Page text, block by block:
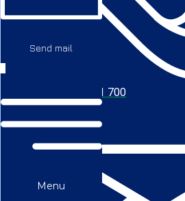
Send mail
Menu
+45 56 711 700